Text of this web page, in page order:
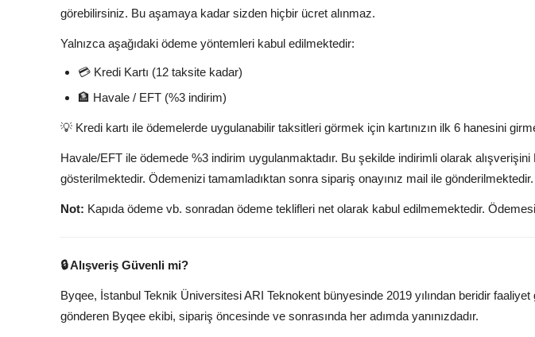
görebilirsiniz. Bu aşamaya kadar sizden hiçbir ücret alınmaz.
Yalnızca aşağıdaki ödeme yöntemleri kabul edilmektedir:
💳 Kredi Kartı (12 taksite kadar)
🏦 Havale / EFT (%3 indirim)
💡 Kredi kartı ile ödemelerde uygulanabilir taksitleri görmek için kartınızın ilk 6 hanesini
Havale/EFT ile ödemede %3 indirim uygulanmaktadır. Bu şekilde indirimli olarak
gösterilmektedir. Ödemenizi tamamladıktan sonra sipariş onayınız mail ile gönderilmektedir.
Not: Kapıda ödeme vb. sonradan ödeme teklifleri net olarak kabul edilmemektedir.
🔒 Alışveriş Güvenli mi?
Byqee, İstanbul Teknik Üniversitesi ARI Teknokent bünyesinde 2019 yılından beridir
gönderen Byqee ekibi, sipariş öncesinde ve sonrasında her adımda yanınızdadır.